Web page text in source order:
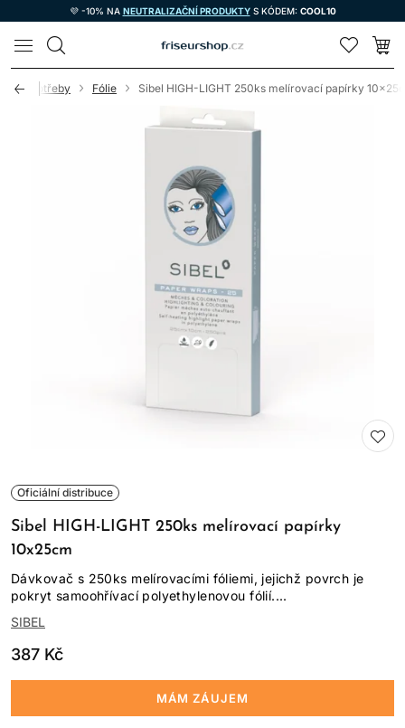
💜 -10% NA NEUTRALIZAČNÍ PRODUKTYS KÓDEM: COOL10
LOMAX
potřeby Fólie Sibel HIGH-LIGHT 250ks melírovací papírky
Oficiální distribuce
Sibel HIGH-LIGHT 250ks melírovací papírky
10x25cm
Dávkovač s 250ks melírovacími fóliemi, jejichž povrch je
pokryt samoohřívací polyethylenovou fólií....
SIBEL
387 Kč
MÁM ZÁUJEM